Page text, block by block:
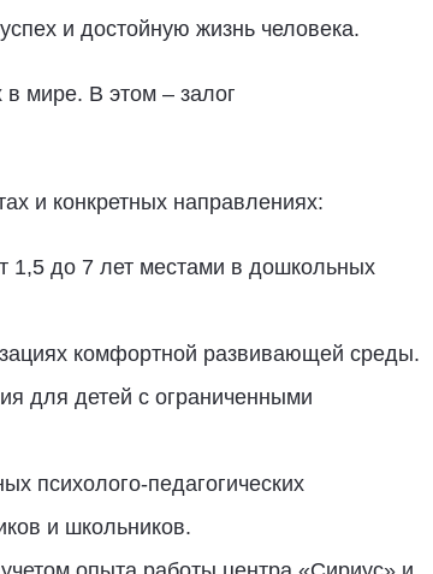
и достойную жизнь человека.
мире. В этом – залог
и конкретных направлениях:
1,5 до 7 лет местами в дошкольных
комфортной развивающей среды.
для детей с ограниченными
психолого-педагогических
и школьников.